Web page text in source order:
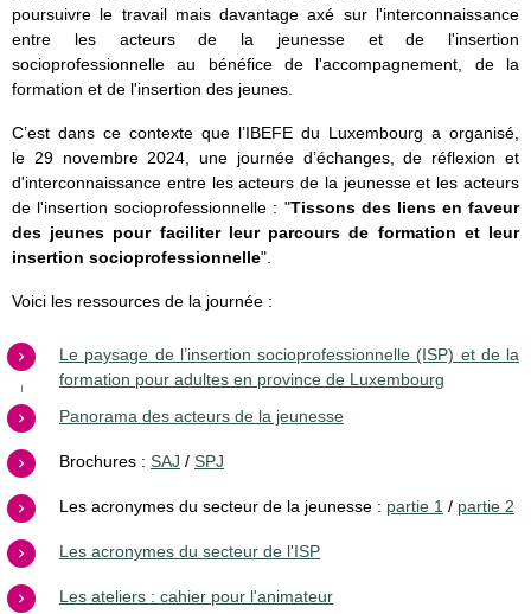
poursuivre le travail mais davantage axé sur l'interconnaissance
entre les acteurs de la jeunesse et de l'insertion
socioprofessionnelle au bénéfice de l'accompagnement, de la
formation et de l'insertion des jeunes.
C’est dans ce contexte que l’IBEFE du Luxembourg a organisé,
le 29 novembre 2024, une journée d’échanges, de réflexion et
d'interconnaissance entre les acteurs de la jeunesse et les acteurs
de l'insertion socioprofessionnelle : "Tissons des liens en faveur
des jeunes pour faciliter leur parcours de formation et leur
insertion socioprofessionnelle".
Voici les ressources de la journée :
Le paysage de l’insertion socioprofessionnelle (ISP) et de la
formation pour adultes en province de Luxembourg
Panorama des acteurs de la jeunesse
Brochures : SAJ / SPJ
Les acronymes du secteur de la jeunesse : partie 1 / partie 2
Les acronymes du secteur de l'ISP
Les ateliers : cahier pour l'animateur